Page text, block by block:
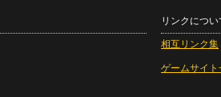
リンクについ
相互リンク集
ゲームサイト